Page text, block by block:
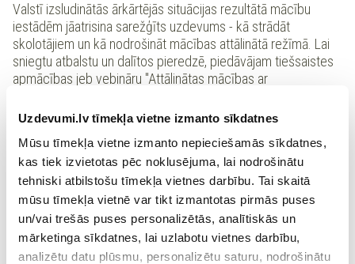
Uzdevumi.lv tīmekļa vietne izmanto sīkdatnes
Mūsu tīmekļa vietne izmanto nepieciešamās sīkdatnes,
kas tiek izvietotas pēc noklusējuma, lai nodrošinātu
tehniski atbilstošu tīmekļa vietnes darbību. Tai skaitā
mūsu tīmekļa vietnē var tikt izmantotas pirmās puses
un/vai trešās puses personalizētās, analītiskās un
mārketinga sīkdatnes, lai uzlabotu vietnes darbību,
analizētu datu plūsmu, personalizētu saturu, nodrošinātu
Valstī izsludinātās ārkārtējās situācijas rezultātā mācību
iestādēm jāatrisina sarežģīts uzdevums - kā strādāt
skolotājiem un kā nodrošināt mācības attālinātā režīmā. Lai
sniegtu atbalstu un dalītos pieredzē, piedāvājam tiešsaistes
apmācības jeb vebināru "Attālinātas mācības ar
speciālists Normunds Vilce
Tiešsaistes apmācību laikā iegūsiet šādas zināšanas un
prasmes:
portāla Uzdevumi.lv iespēju pielietošana mācību procesa
individualizācijai;
digitalizētu uzdevumu un pārbaudes darbu veidošana, to
nosūtīšana izglītojamajiem;
pārbaudes darbu rezultātu un kopsavilkuma analīze;